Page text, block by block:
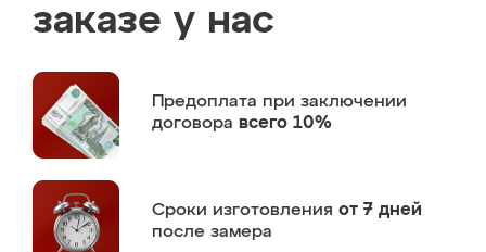
заказе у нас
Предоплата при заключении
договора всего 10%
Сроки изготовления от 7 дней
после замера